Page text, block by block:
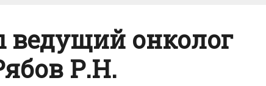
ведущий онколог
Р.Н.